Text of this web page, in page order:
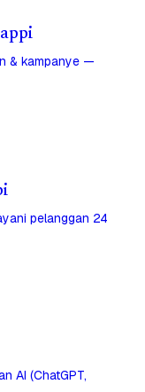
& kampanye —
pelanggan 24
AI (ChatGPT,